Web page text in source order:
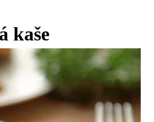
kaše